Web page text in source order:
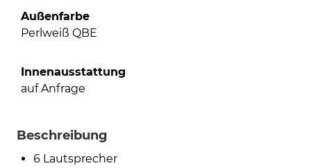
Außenfarbe
Perlweiß QBE
Innenausstattung
auf Anfrage
Beschreibung
6 Lautsprecher